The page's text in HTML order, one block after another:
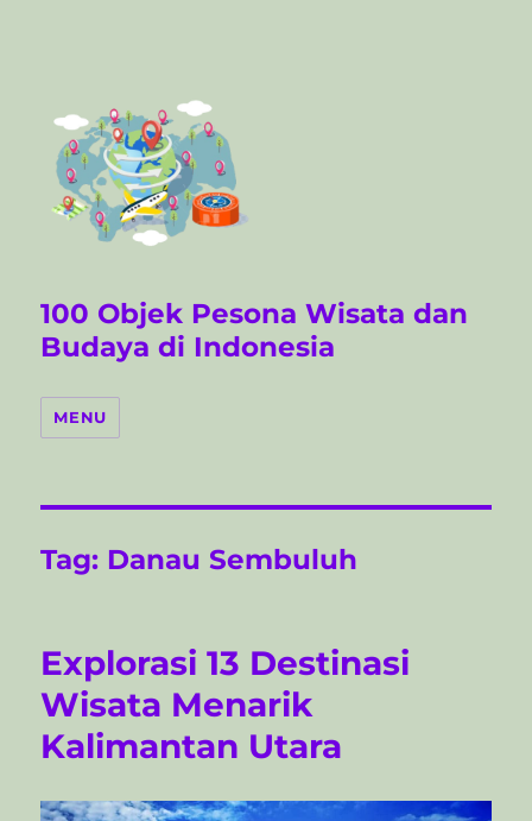
100 Objek Pesona Wisata dan
Budaya di Indonesia
MENU
Tag: Danau Sembuluh
Explorasi 13 Destinasi
Wisata Menarik
Kalimantan Utara